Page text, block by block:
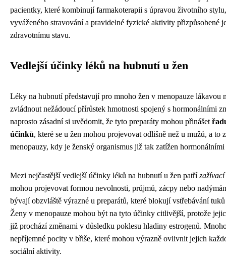
pacientky, které kombinují farmakoterapii s úpravou životního
vyváženého stravování a pravidelné fyzické aktivity přizpůsobené
zdravotnímu stavu.
Vedlejší účinky léků na hubnutí u žen
Léky na hubnutí představují pro mnoho žen v menopauze lákavou
zvládnout nežádoucí přírůstek hmotnosti spojený s hormonálními
naprosto zásadní si uvědomit, že tyto preparáty mohou přinášet
účinků, které se u žen mohou projevovat odlišně než u mužů, a to
menopauzy, kdy je ženský organismus již tak zatížen
Mezi nejčastější vedlejší účinky léků na hubnutí u žen patří
mohou projevovat formou nevolnosti, průjmů, zácpy nebo
bývají obzvláště výrazné u preparátů, které blokují vstřebávání
Ženy v menopauze mohou být na tyto účinky citlivější, protože
již prochází změnami v důsledku poklesu hladiny estrogenů.
nepříjemné pocity v břiše, které mohou výrazně ovlivnit jejich
sociální aktivity.